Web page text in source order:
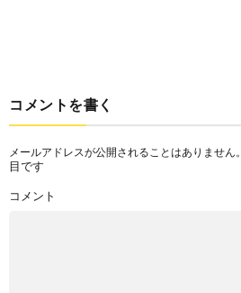
コメントを書く
メールアドレスが公開されることはありません。
目です
コメント